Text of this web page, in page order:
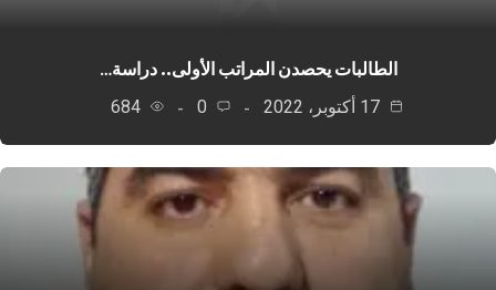
الطالبات يحصدن المراتب الأولى.. دراسة…
0
684